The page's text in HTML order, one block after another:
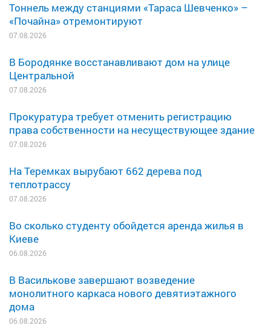
Тоннель между станциями «Тараса Шевченко» –
«Почайна» отремонтируют
07.08.2026
В Бородянке восстанавливают дом на улице
Центральной
07.08.2026
Прокуратура требует отменить регистрацию
права собственности на несуществующее здание
07.08.2026
На Теремках вырубают 662 дерева под
теплотрассу
07.08.2026
Во сколько студенту обойдется аренда жилья в
Киеве
06.08.2026
В Василькове завершают возведение
монолитного каркаса нового девятиэтажного
дома
06.08.2026